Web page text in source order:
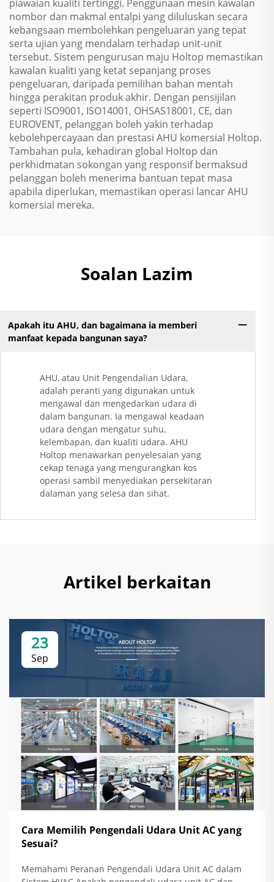
piawaian kualiti tertinggi. Penggunaan mesin kawalan
nombor dan makmal entalpi yang diluluskan secara
kebangsaan membolehkan pengeluaran yang tepat
serta ujian yang mendalam terhadap unit-unit
tersebut. Sistem pengurusan maju Holtop memastikan
kawalan kualiti yang ketat sepanjang proses
pengeluaran, daripada pemilihan bahan mentah
hingga perakitan produk akhir. Dengan pensijilan
seperti ISO9001, ISO14001, OHSAS18001, CE, dan
EUROVENT, pelanggan boleh yakin terhadap
kebolehpercayaan dan prestasi AHU komersial Holtop.
Tambahan pula, kehadiran global Holtop dan
perkhidmatan sokongan yang responsif bermaksud
pelanggan boleh menerima bantuan tepat masa
apabila diperlukan, memastikan operasi lancar AHU
komersial mereka.
Soalan Lazim
Apakah itu AHU, dan bagaimana ia memberi
manfaat kepada bangunan saya?
AHU, atau Unit Pengendalian Udara,
adalah peranti yang digunakan untuk
mengawal dan mengedarkan udara di
dalam bangunan. Ia mengawal keadaan
udara dengan mengatur suhu,
kelembapan, dan kualiti udara. AHU
Holtop menawarkan penyelesaian yang
cekap tenaga yang mengurangkan kos
operasi sambil menyediakan persekitaran
dalaman yang selesa dan sihat.
Artikel berkaitan
23
Sep
Cara Memilih Pengendali Udara Unit AC yang
Sesuai?
Memahami Peranan Pengendali Udara Unit AC dalam